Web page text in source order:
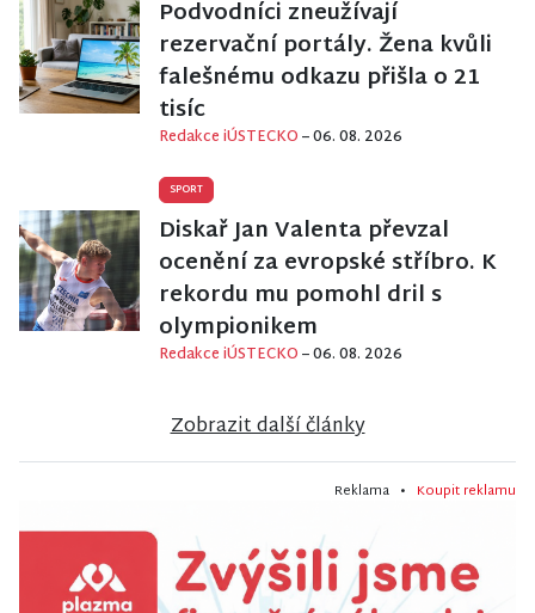
Podvodníci zneužívají
rezervační portály. Žena kvůli
falešnému odkazu přišla o 21
tisíc
Redakce iÚSTECKO– 06. 08. 2026
SPORT
Diskař Jan Valenta převzal
ocenění za evropské stříbro. K
rekordu mu pomohl dril s
olympionikem
Redakce iÚSTECKO– 06. 08. 2026
Zobrazit další články
Reklama • Koupit reklamu